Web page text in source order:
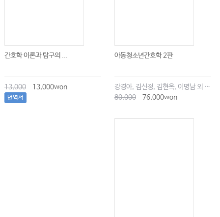
9 Multidisciplinary Teamworking 124
9.2 The Multidisciplinary Team 125
9.2.1 Characteristics of an Effective Multidisciplinary Team 126
간호학 이론과 탐구의 ...
13,000 13,000won
번역서
아동청소년간호학 2판
강경아, 김신정, 김현옥, 이명남 외 공저
80,000
76,000won